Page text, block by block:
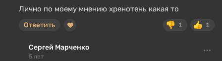
Лично по моему мнению хренотень какая то
1 1
Ответить
Сергей Марченко
5 лет